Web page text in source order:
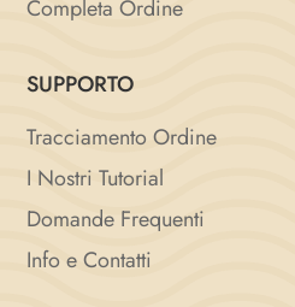
Completa Ordine
SUPPORTO
Tracciamento Ordine
I Nostri Tutorial
Domande Frequenti
Info e Contatti